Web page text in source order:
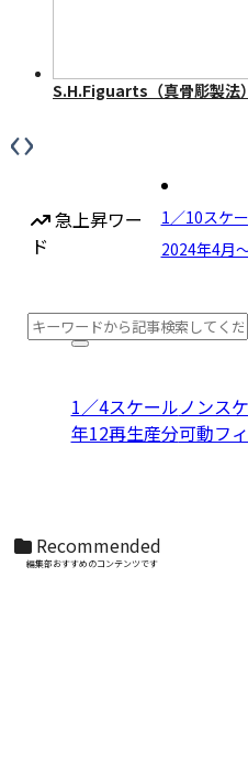
S.H.Figuarts（真骨彫製法
‹›
急上昇ワー
ド
1／10スケ
2024年4月
1／4スケールノンス
年12再生産分可動フ
Recommended
編集部おすすめのコンテンツです